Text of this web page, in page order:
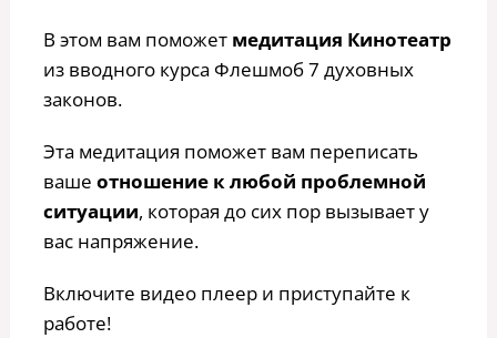
В этом вам поможет медитация Кинотеатр
из вводного курса Флешмоб 7 духовных
законов.
Эта медитация поможет вам переписать
ваше отношение к любой проблемной
ситуации, которая до сих пор вызывает у
вас напряжение.
Включите видео плеер и приступайте к
работе!